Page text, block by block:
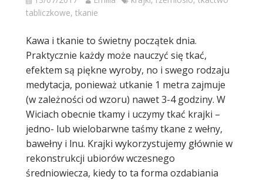
tabliczkowe, tkanie
Kawa i tkanie to świetny początek dnia.
Praktycznie każdy może nauczyć się tkać,
efektem są piękne wyroby, no i swego rodzaju
medytacja, ponieważ utkanie 1 metra zajmuje
(w zależności od wzoru) nawet 3-4 godziny. W
Wiciach obecnie tkamy i uczymy tkać krajki –
jedno- lub wielobarwne taśmy tkane z wełny,
bawełny i lnu. Krajki wykorzystujemy głównie w
rekonstrukcji ubiorów wczesnego
średniowiecza, kiedy to ta forma ozdabiania